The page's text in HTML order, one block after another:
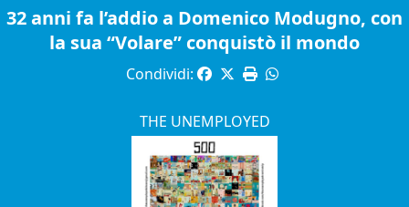
32 anni fa l’addio a Domenico Modugno, con
la sua “Volare” conquistò il mondo
Condividi:
THE UNEMPLOYED